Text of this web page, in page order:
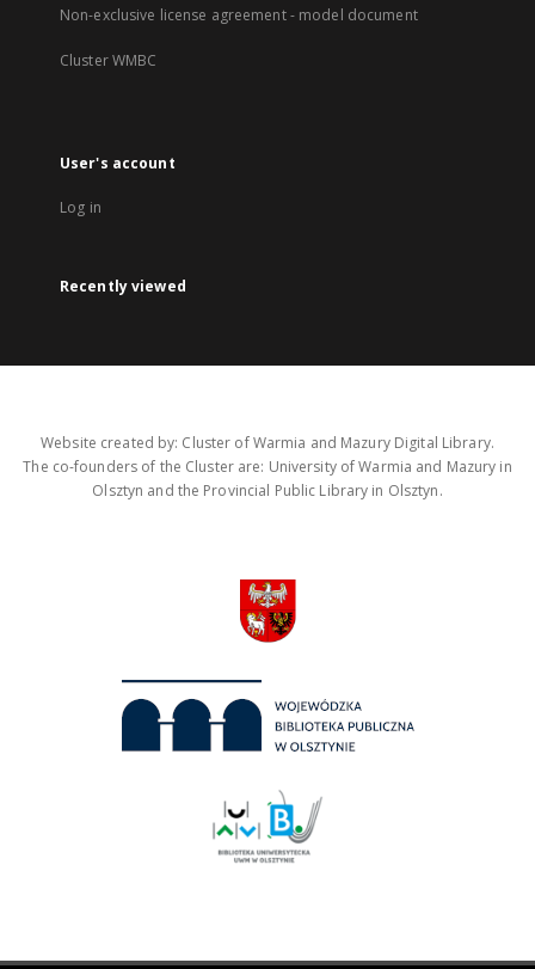
Non-exclusive license agreement - model document
Cluster WMBC
User's account
Log in
Recently viewed
Website created by: Cluster of Warmia and Mazury Digital Library.
The co-founders of the Cluster are: University of Warmia and Mazury in
Olsztyn and the Provincial Public Library in Olsztyn.